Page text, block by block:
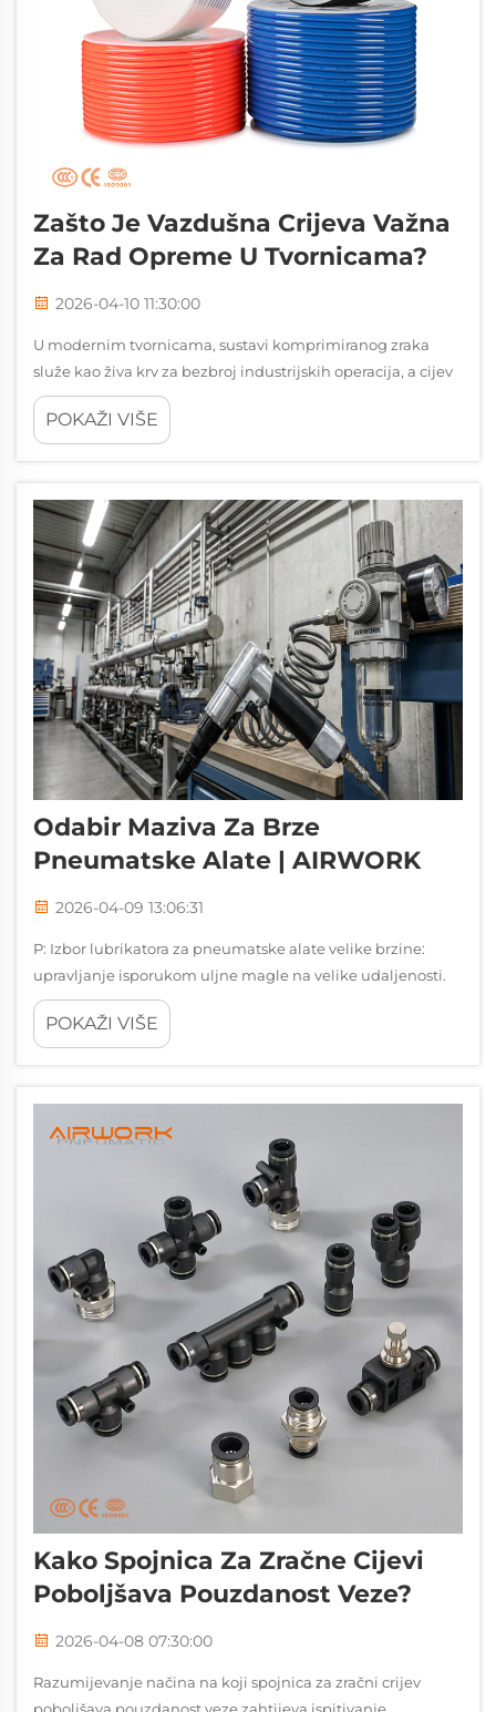
Zašto Je Vazdušna Crijeva Važna
Za Rad Opreme U Tvornicama?
2026-04-10 11:30:00
U modernim tvornicama, sustavi komprimiranog zraka
služe kao živa krv za bezbroj industrijskih operacija, a cijev
za zrak predstavlja kritičnu komponentu koja direktno
utječe na performanse opreme, operativnu učinkovitost i
sigurnost na radnom mjestu...
POKAŽI VIŠE
Odabir Maziva Za Brze
Pneumatske Alate | AIRWORK
2026-04-09 13:06:31
P: Izbor lubrikatora za pneumatske alate velike brzine:
upravljanje isporukom uljne magle na velike udaljenosti.
Brzi pneumatski alat, poput zračnih mljevarki, udarni
ključevi, turbina bušilice, i automatizirane sastav
POKAŽI VIŠE
Kako Spojnica Za Zračne Cijevi
Poboljšava Pouzdanost Veze?
2026-04-08 07:30:00
Razumijevanje načina na koji spojnica za zračni crijev